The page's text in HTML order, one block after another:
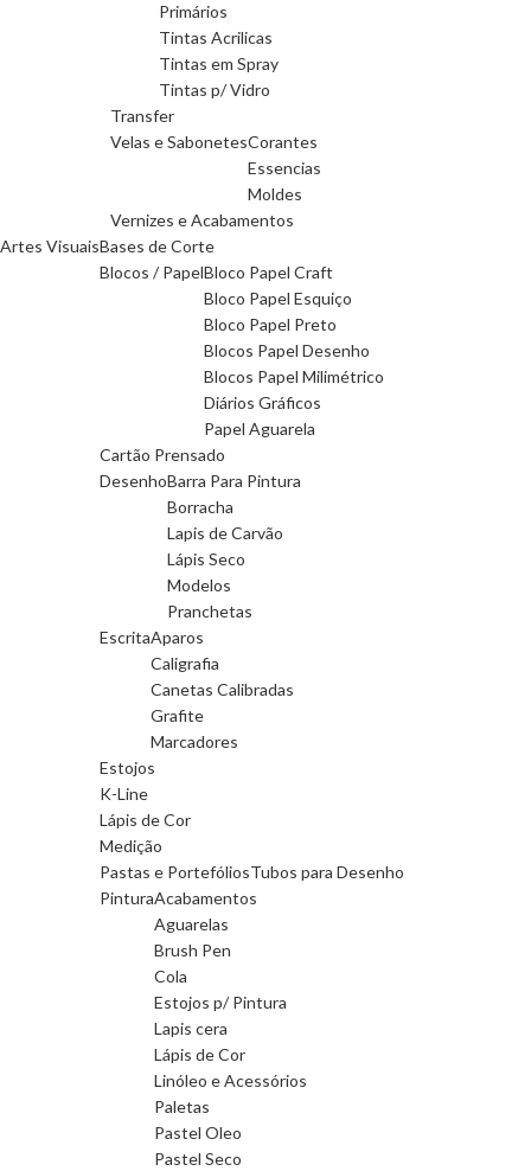
Primários
Tintas Acrilicas
Tintas em Spray
Tintas p/ Vidro
Transfer
Velas e SabonetesCorantes
Essencias
Moldes
Vernizes e Acabamentos
Artes VisuaisBases de Corte
Blocos / PapelBloco Papel Craft
Bloco Papel Esquiço
Bloco Papel Preto
Blocos Papel Desenho
Blocos Papel Milimétrico
Diários Gráficos
Papel Aguarela
Cartão Prensado
DesenhoBarra Para Pintura
Borracha
Lapis de Carvão
Lápis Seco
Modelos
Pranchetas
EscritaAparos
Caligrafia
Canetas Calibradas
Grafite
Marcadores
Estojos
K-Line
Lápis de Cor
Medição
Pastas e PortefóliosTubos para Desenho
PinturaAcabamentos
Aguarelas
Brush Pen
Cola
Estojos p/ Pintura
Lapis cera
Lápis de Cor
Linóleo e Acessórios
Paletas
Pastel Oleo
Pastel Seco